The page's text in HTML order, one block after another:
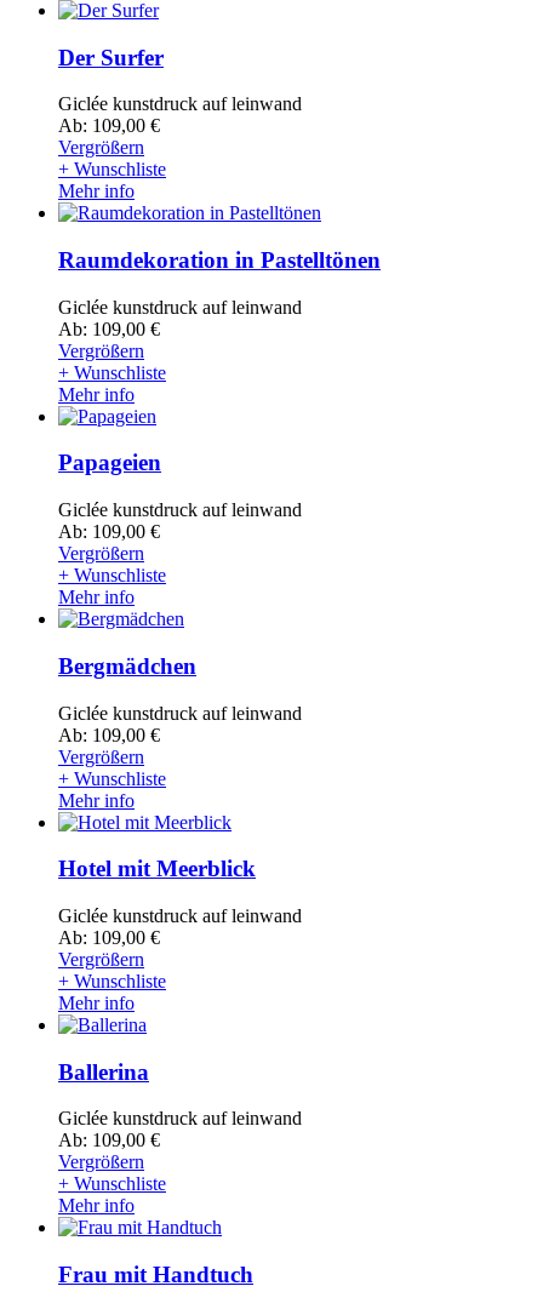
Der Surfer
Giclée kunstdruck auf leinwand
Ab: 109,00 €
Vergrößern
+ Wunschliste
Mehr info
Raumdekoration in Pastelltönen
Giclée kunstdruck auf leinwand
Ab: 109,00 €
Vergrößern
+ Wunschliste
Mehr info
Papageien
Giclée kunstdruck auf leinwand
Ab: 109,00 €
Vergrößern
+ Wunschliste
Mehr info
Bergmädchen
Giclée kunstdruck auf leinwand
Ab: 109,00 €
Vergrößern
+ Wunschliste
Mehr info
Hotel mit Meerblick
Giclée kunstdruck auf leinwand
Ab: 109,00 €
Vergrößern
+ Wunschliste
Mehr info
Ballerina
Giclée kunstdruck auf leinwand
Ab: 109,00 €
Vergrößern
+ Wunschliste
Mehr info
Frau mit Handtuch